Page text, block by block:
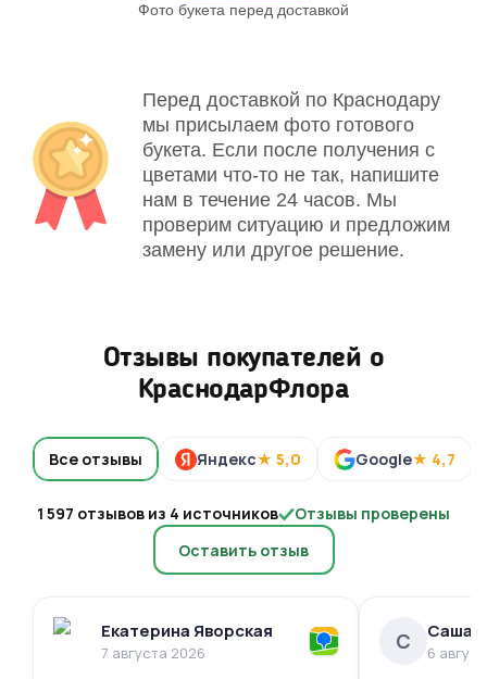
Фото букета перед доставкой
Перед доставкой по Краснодару
мы присылаем фото готового
букета. Если после получения с
цветами что-то не так, напишите
нам в течение 24 часов. Мы
проверим ситуацию и предложим
замену или другое решение.
Отзывы покупателей о
КраснодарФлора
Все отзывы Яндекс★ 5,0 Google★ 4,7
1 597 отзывов из 4 источников
Отзывы проверены
Оставить отзыв
Екатерина Яворская
7 августа 2026 С Саша
6